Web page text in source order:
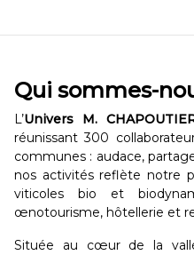
Qui sommes-
L’Univers M.
réunissant 300
communes : audace,
nos activités reflète notre
viticoles bio et
œnotourisme, hôtellerie et
Située au cœur de la